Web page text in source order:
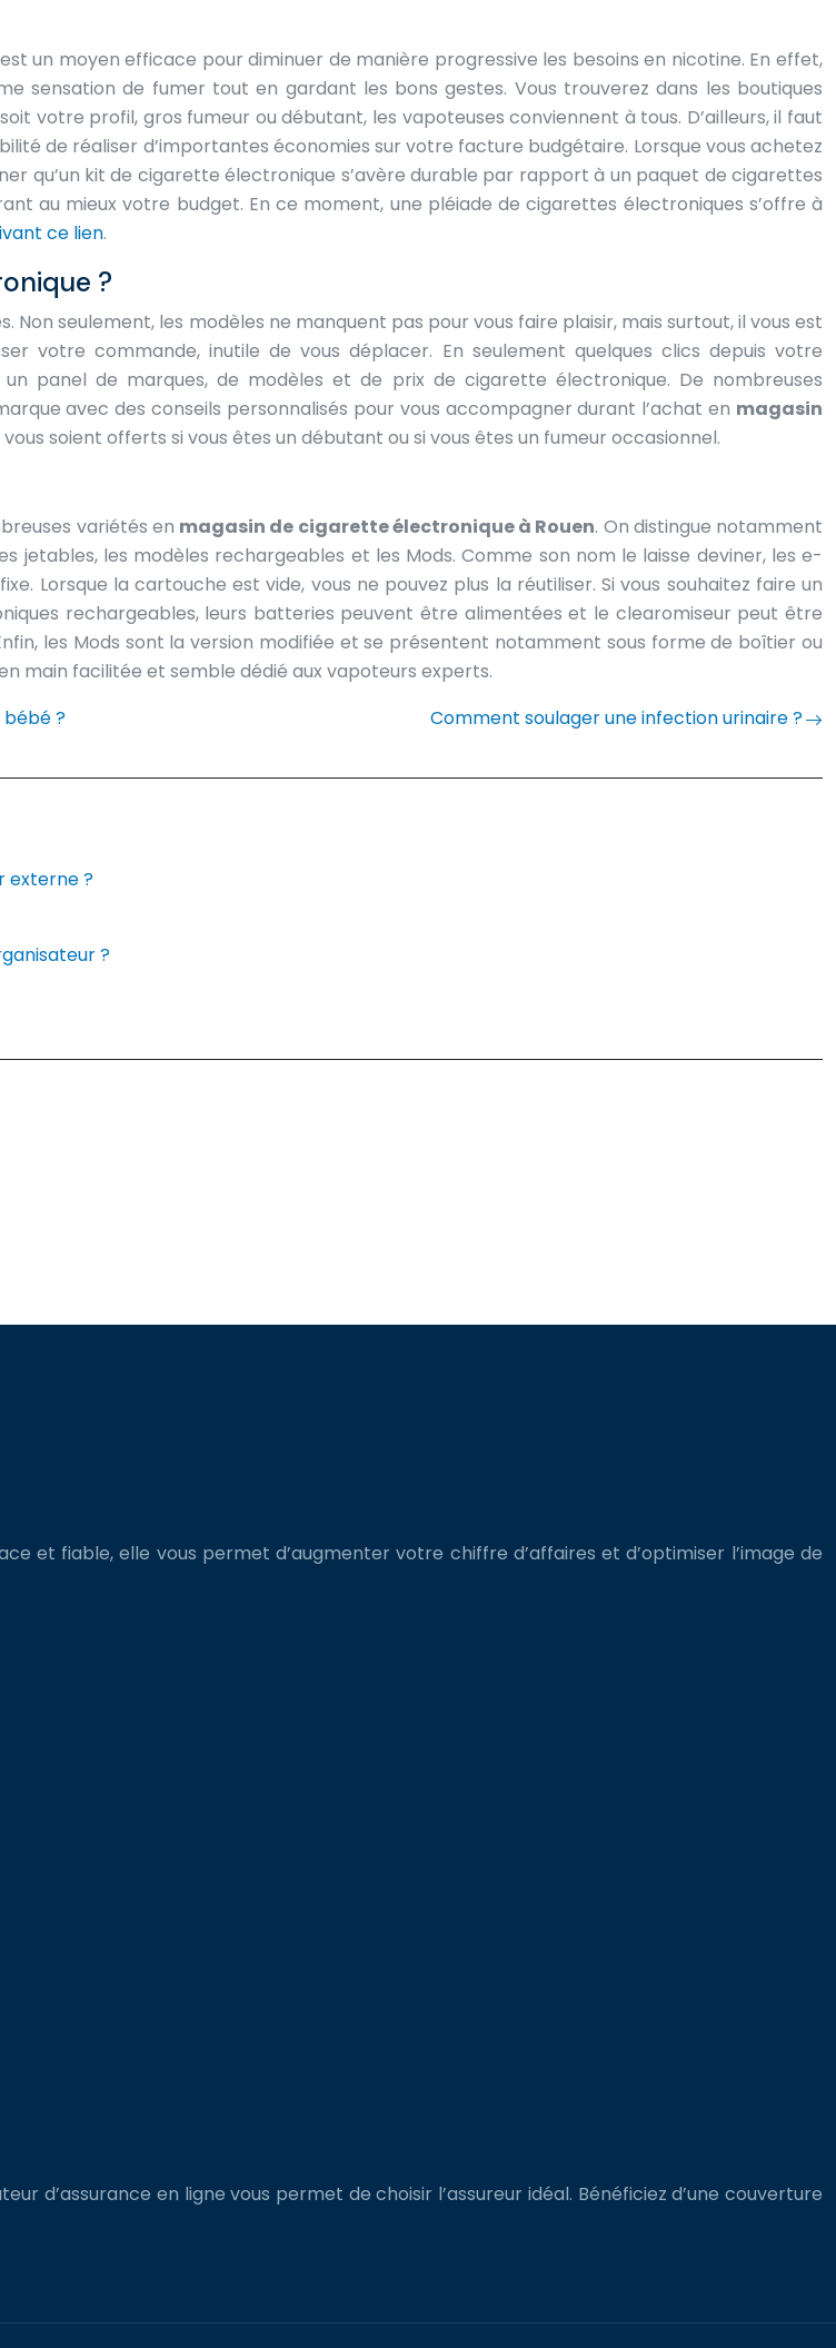
un moyen efficace pour diminuer de manière progressive les besoins en nicotine. En effet,
sensation de fumer tout en gardant les bons gestes. Vous trouverez dans les boutiques
votre profil, gros fumeur ou débutant, les vapoteuses conviennent à tous. D’ailleurs, il faut
de réaliser d’importantes économies sur votre facture budgétaire. Lorsque vous achetez
qu’un kit de cigarette électronique s’avère durable par rapport à un paquet de cigarettes
au mieux votre budget. En ce moment, une pléiade de cigarettes électroniques s’offre à
ce lien.
?
seulement, les modèles ne manquent pas pour vous faire plaisir, mais surtout, il vous est
votre commande, inutile de vous déplacer. En seulement quelques clics depuis votre
panel de marques, de modèles et de prix de cigarette électronique. De nombreuses
avec des conseils personnalisés pour vous accompagner durant l’achat en magasin
soient offerts si vous êtes un débutant ou si vous êtes un fumeur occasionnel.
variétés en magasin de cigarette électronique à Rouen. On distingue notamment
jetables, les modèles rechargeables et les Mods. Comme son nom le laisse deviner, les e-
Lorsque la cartouche est vide, vous ne pouvez plus la réutiliser. Si vous souhaitez faire un
rechargeables, leurs batteries peuvent être alimentées et le clearomiseur peut être
les Mods sont la version modifiée et se présentent notamment sous forme de boîtier ou
main facilitée et semble dédié aux vapoteurs experts.
?
Comment soulager une infection urinaire ?
externe ?
?
et fiable, elle vous permet d’augmenter votre chiffre d’affaires et d’optimiser l’image de
d’assurance en ligne vous permet de choisir l’assureur idéal. Bénéficiez d’une couverture